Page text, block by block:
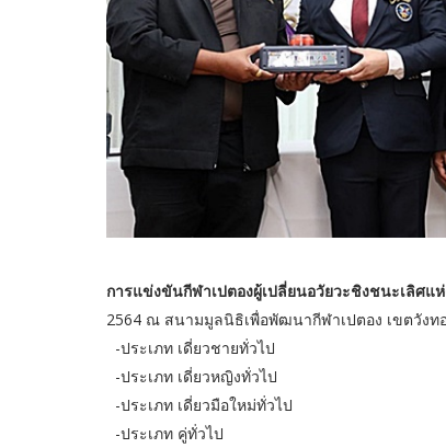
การแข่งขันกีฬาเปตองผู้เปลี่ยนอวัยวะชิงชนะเลิศแ
2564 ณ สนามมูลนิธิเพื่อพัฒนากีฬาเปตอง เขตวังท
-ประเภท เดี่ยวชายทั่วไป
-ประเภท เดี่ยวหญิงทั่วไป
-ประเภท เดี่ยวมือใหม่ทั่วไป
-ประเภท คู่ทั่วไป